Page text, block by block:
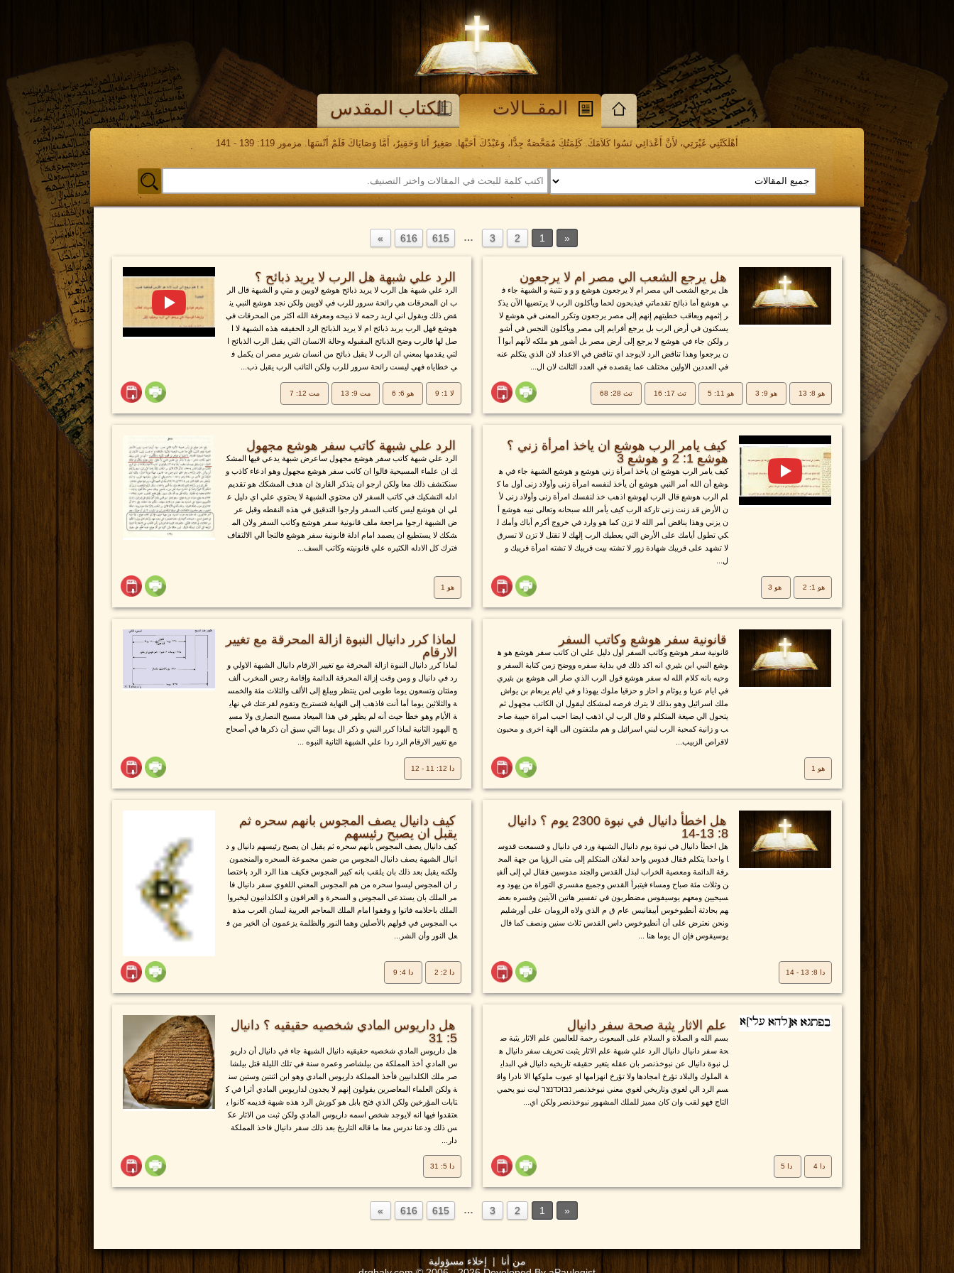
المقــالات الكتاب المقدس
أَهْلَكَتْنِي غَيْرَتِي، لأَنَّ أَعْدَائِي نَسُوا كَلاَمَكَ. كَلِمَتُكَ مُمَحَّصَةٌ جِدًّا، وَعَبْدُكَ أَحَبَّهَا. صَغِيرٌ أَنَا وَحَقِيرٌ، أَمَّا وَصَايَاكَ فَلَمْ أَنْسَهَا. مزمور 119: 139 - 141
1
2
3
…
615
616
هل يرجع الشعب الي مصر ام لا يرجعون
هل يرجع الشعب الي مصر ام لا يرجعون هوشع و و و تثنية و الشبهة جاء ف
ي هوشع أما ذبائح تقدماتي فيذبحون لحما ويأكلون الرب لا يرتضيها الآن يذك
ر إثمهم ويعاقب خطيتهم إنهم إلى مصر يرجعون وتكرر المعنى في هوشع لا
يسكنون في أرض الرب بل يرجع أفرايم إلى مصر ويأكلون النجس في أشو
ر ولكن جاء في هوشع لا يرجع إلى أرض مصر بل أشور هو ملكه لأنهم أبوا أ
ن يرجعوا وهذا تناقض الرد لايوجد اي تناقض في الاعداد لان الذي يتكلم عنه
في العددين الاولين مختلف عما يقصده في العدد الثالث لان ال...
هو 8: 13 هو 9: 3 هو 11: 5 تث 17: 16 تث 28: 68
الرد علي شبهة هل الرب لا يريد ذبائح ؟
الرد علي شبهة هل الرب لا يريد ذبائح هوشع لاويين و متي و الشبهة قال الر
ب ان المحرقات هي رائحة سرور للرب في لاويين ولكن نجد هوشع النبي ين
قض ذلك ويقول اني اريد رحمه لا ذبيحه ومعرفة الله اكثر من المحرقات في
هوشع فهل الرب يريد ذبائح ام لا يريد الذبائح الرد الحقيقه هذه الشبهة لا ا
صل لها فالرب وضح الذبائح المقبوله وحالة الانسان التي يقبل الرب الذبائح ا
لتي يقدمها بمعني ان الرب لا يقبل ذبائح من انسان شرير مصر ان يكمل ف
ي خطاياه فهي ليست رائحة سرور للرب ولكن التائب الرب يقبل ذب...
لا 1: 9 هو 6: 6 مت 9: 13 مت 12: 7
كيف يامر الرب هوشع ان ياخذ امرأة زني ؟
هوشع 1: 2 و هوشع 3
كيف يامر الرب هوشع ان ياخذ امرأة زني هوشع و هوشع الشبهة جاء في ه
وشع أن الله أمر النبي هوشع أن يأخذ لنفسه امرأة زنى وأولاد زنى أول ما ك
لم الرب هوشع قال الرب لهوشع اذهب خذ لنفسك امرأة زنى وأولاد زنى لأ
ن الأرض قد زنت زنى تاركة الرب كيف يأمر الله سبحانه وتعالى نبيه هوشع أ
ن يزني وهذا يناقض أمر الله لا تزن كما هو وارد في خروج أكرم أباك وأمك ل
كي تطول أيامك على الأرض التي يعطيك الرب إلهك لا تقتل لا تزن لا تسرق
لا تشهد على قريبك شهادة زور لا تشته بيت قريبك لا تشته امرأة قريبك و
ل...
هو 1: 2 هو 3
الرد علي شبهة كاتب سفر هوشع مجهول
الرد علي شبهة كاتب سفر هوشع مجهول ساعرض شبهة يدعي فيها المشك
ك ان علماء المسيحية قالوا ان كاتب سفر هوشع مجهول وهو ادعاء كاذب و
سنكتشف ذلك معا ولكن ارجو ان يتذكر القارئ ان هدف المشكك هو تقديم
ادله التشكيك في كاتب السفر لان محتوي الشبهة لا يحتوي علي اي دليل ع
لي ان هوشع ليس كاتب السفر وارجوا التدقيق في هذه النقطه وقبل عر
ض الشبهة ارجوا مراجعة ملف قانونية سفر هوشع وكاتب السفر ولان الم
شكك لا يستطيع ان يصمد امام ادلة قانونية سفر هوشع فالتجأ الي الالتفاف
فترك كل الادله الكثيره علي قانونيته وكاتب السف...
هو 1
قانونية سفر هوشع وكاتب السفر
قانونية سفر هوشع وكاتب السفر اول دليل علي ان كاتب سفر هوشع هو ه
وشع النبي ابن بئيري انه اكد ذلك في بداية سفره ووضح زمن كتابة السفر و
وحيه بانه كلام الله له سفر هوشع قول الرب الذي صار الى هوشع بن بئيري
في ايام عزيا و يوثام و احاز و حزقيا ملوك يهوذا و في ايام يربعام بن يواش
ملك اسرائيل وهو بذلك لا يترك فرصه لمشكك ليقول ان الكاتب مجهول ثم
يتحول الي صيغة المتكلم و قال الرب لي اذهب ايضا احبب امراة حبيبة صاح
ب و زانية كمحبة الرب لبني اسرائيل و هم ملتفتون الى الهة اخرى و محبون
لاقراص الزبيب...
هو 1
لماذا كرر دانيال النبوة ازالة المحرقة مع تغيير
الارقام
لماذا كرر دانيال النبوة ازالة المحرقة مع تغيير الارقام دانيال الشبهة الاولي و
رد في دانيال و ومن وقت إزالة المحرقة الدائمة وإقامة رجس المخرب ألف
ومئتان وتسعون يوما طوبى لمن ينتظر ويبلغ إلى الألف والثلاث مئة والخمس
ة والثلاثين يوما أما أنت فاذهب إلى النهاية فتستريح وتقوم لقرعتك في نهاي
ة الأيام وهو خطأ حيث أنه لم يظهر في هذا الميعاد مسيح النصارى ولا مسي
ح اليهود الثانية لماذا كرر النبي و ذكر ال يوما التي سبق أن ذكرها في أصحاح
مع تغيير الارقام الرد ردا علي الشبهة الثانية النبوه ...
دا 12: 11 - 12
هل اخطأ دانيال في نبوة 2300 يوم ؟ دانيال
8: 13-14
هل اخطأ دانيال في نبوة يوم دانيال الشبهة ورد في دانيال و فسمعت قدوس
ا واحدا يتكلم فقال قدوس واحد لفلان المتكلم إلى متى الرؤيا من جهة المح
رقة الدائمة ومعصية الخراب لبذل القدس والجند مدوسين فقال لي إلى ألفي
ن وثلاث مئة صباح ومساء فيتبرأ القدس وجميع مفسري التوراة من يهود وم
سيحيين ومعهم يوسيفوس مضطربون في تفسير هاتين الآيتين وفسره بعض
هم بحادثة أنطيوخوس أبيفانيس عام ق م الذي ولاه الرومان على أورشليم
ونحن نعترض على أن أنطيوخوس داس القدس ثلاث سنين ونصف كما قال
يوسيفوس فإن ال يوما هنا ...
دا 8: 13 - 14
كيف دانيال يصف المجوس بانهم سحره ثم
يقبل ان يصبح رئيسهم
كيف دانيال يصف المجوس بانهم سحره ثم يقبل ان يصبح رئيسهم دانيال و د
انيال الشبهة يصف دانيال المجوس من ضمن مجموعة السحره والمنجمون
ولكنه يقبل بعد ذلك بان يلقب بانه كبير المجوس فكيف هذا الرد الرد باختصا
ر ان المجوس ليسوا سحره من هم المجوس المعني اللغوي سفر دانيال فا
مر الملك بان يستدعى المجوس و السحرة و العرافون و الكلدانيون ليخبروا
الملك باحلامه فاتوا و وقفوا امام الملك المعاجم العربية لسان العرب مذه
ب المجوس في قولهم بالأصلين وهما النور والظلمة يزعمون أن الخير من ف
عل النور وأن الشر...
دا 2: 2 دا 4: 9
علم الاثار يثبة صحة سفر دانيال
بسم الله و الصلاة و السلام على المبعوث رحمة للعالمين علم الاثار يثبة ص
حة سفر دانيال دانيال الرد علي شبهة علم الاثار يثبت تحريف سفر دانيال ه
ل نبوة دانيال عن نبوخذنصر بان عقله يتغير حقيقه تاريخيه دانيال في البداي
ة الملوك والبلاد تؤرخ امجادها ولا تؤرخ انهزامها او عيوب ملوكها الا نادرا واق
سم الرد الي لغوي وتاريخي لغوي معني نبوخذنصر נבוּכדנצּר ليت نبو يحمي
التاج فهو لقب وان كان مميز للملك المشهور نبوخذنصر ولكن اي...
دا 4 دا 5
هل داريوس المادي شخصيه حقيقيه ؟ دانيال
5: 31
هل داريوس المادي شخصيه حقيقيه دانيال الشبهة جاء في دانيال أن داريو
س المادي أخذ المملكة من بيلشاصر وعمره سنة في تلك الليلة قتل بيلشا
صر ملك الكلدانيين فأخذ المملكة داريوس المادي وهو ابن اثنتين وستين سن
ة ولكن العلماء المعاصرين يقولون إنهم لا يجدون لداريوس المادي أثرا في ك
تابات المؤرخين ولكن الذي فتح بابل هو كورش الرد هذه شبهة قديمه كانوا ي
عتقدوا فيها انه لايوجد شخص اسمه داريوس المادي ولكن ثبت من الاثار عك
س ذلك ودعنا ندرس معا ما قاله التاريخ بعد ذلك سفر دانيال فاخذ المملكة
دار...
دا 5: 31
1
2
3
…
615
616
من أنا| إخلاء مسؤولية